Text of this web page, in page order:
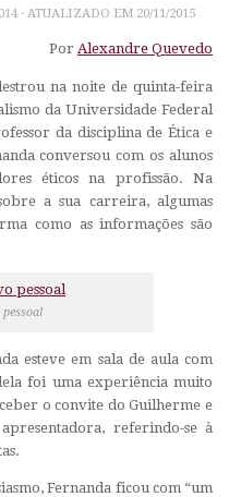
· ATUALIZADO EM 20/11/2015
Por Alexandre Quevedo
na noite de quinta-feira
da Universidade Federal
da disciplina de Ética e
conversou com os alunos
éticos na profissão. Na
a sua carreira, algumas
como as informações são
esteve em sala de aula com
foi uma experiência muito
o convite do Guilherme e
referindo-se à
Fernanda ficou com “um